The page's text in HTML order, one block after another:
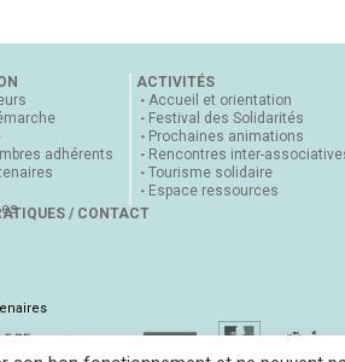
adhérents
ACTIVITÉS
Accueil et orientation
Festival des Solidarités
Prochaines animations
Rencontres inter-
Tourisme solidaire
Espace ressources
/ CONTACT